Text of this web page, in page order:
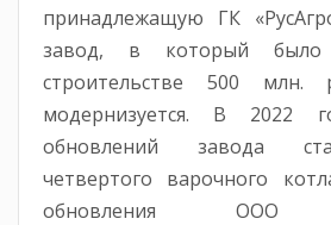
принадлежащую ГК
завод, в который
строительстве 500 млн.
модернизуется. В 2022
обновлений завода
четвертого варочного
обновления ООО